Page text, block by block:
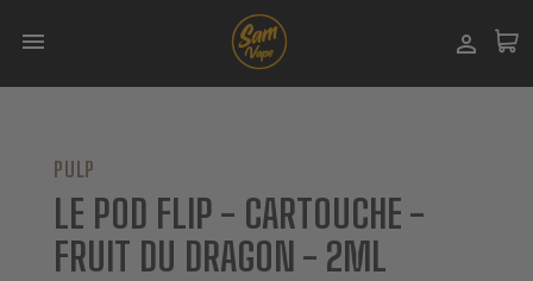
 
PULP
LE POD FLIP - CARTOUCHE -
FRUIT DU DRAGON - 2ML